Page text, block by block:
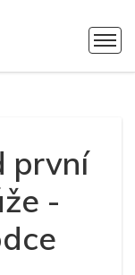
první
-